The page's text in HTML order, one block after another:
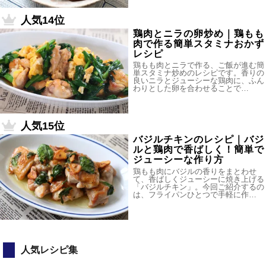
人気14位
鶏肉とニラの卵炒め｜鶏もも
肉で作る簡単スタミナおかず
レシピ
鶏もも肉とニラで作る、ご飯が進む簡
単スタミナ炒めのレシピです。香りの
良いニラとジューシーな鶏肉に、ふん
わりとした卵を合わせることで…
人気15位
バジルチキンのレシピ｜バジ
ルと鶏肉で香ばしく！簡単で
ジューシーな作り方
鶏もも肉にバジルの香りをまとわせ
て、香ばしくジューシーに焼き上げる
「バジルチキン」。今回ご紹介するの
は、フライパンひとつで手軽に作…
人気レシピ集